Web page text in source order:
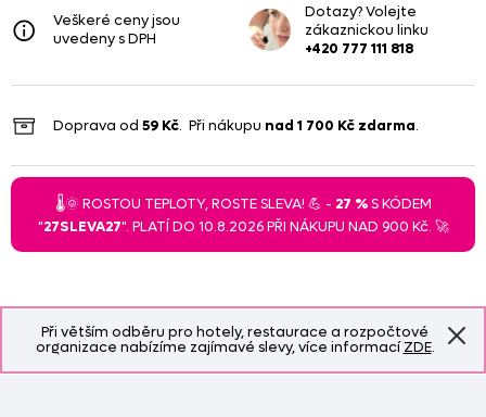
Při větším odběru pro hotely, restaurace a rozpočtové
organizace nabízíme zajímavé slevy, více informacíZDE.
Veškeré ceny jsou
uvedeny s DPH
Dotazy? Volejte
zákaznickou linku
+420 777 111 818
Doprava od 59 Kč. Při nákupu nad 1 700 Kč zdarma.
🌡️🌞 ROSTOU TEPLOTY, ROSTE SLEVA! 💪 - 27 %S KÓDEM
"27SLEVA27". PLATÍ DO 10.8.2026 PŘI NÁKUPU NAD 900 Kč. 🚀